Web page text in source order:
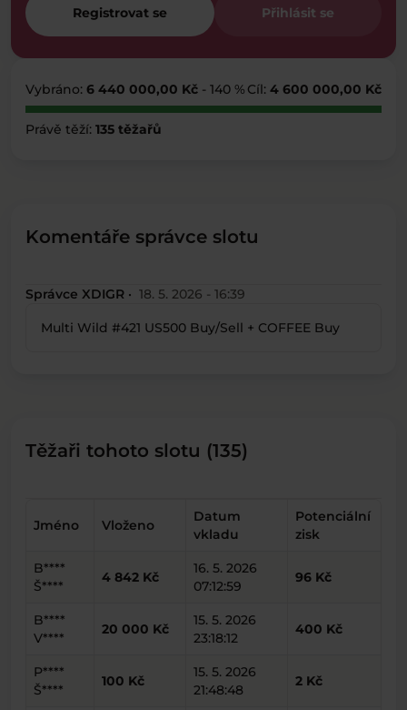
Registrovat se Přihlásit se
Vybráno: 6 440 000,00 Kč - 140 % Cíl: 4 600 000,00 Kč
Právě těží: 135 těžařů
Komentáře správce slotu
Správce XDIGR · 18. 5. 2026 - 16:39
Multi Wild #421 US500 Buy/Sell + COFFEE Buy
Těžaři tohoto slotu (135)
Jméno Vloženo
Datum
vkladu
Potenciální
zisk
B****
Š****
4 842 Kč
16. 5. 2026
07:12:59
96 Kč
B****
V****
20 000 Kč
15. 5. 2026
23:18:12
400 Kč
P****
Š****
100 Kč
15. 5. 2026
21:48:48
2 Kč